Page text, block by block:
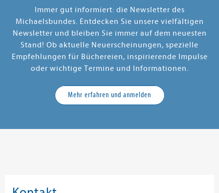
Immer gut informiert: die Newsletter des
Michaelsbundes. Entdecken Sie unsere vielfältigen
Newsletter und bleiben Sie immer auf dem neuesten
Stand! Ob aktuelle Neuerscheinungen, spezielle
Empfehlungen für Büchereien, inspirierende Impulse
oder wichtige Termine und Informationen.
Mehr erfahren und anmelden